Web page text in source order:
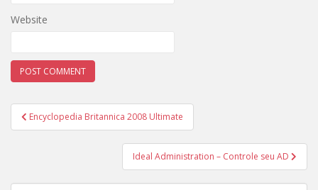
Website
Post
navigation
Encyclopedia Britannica 2008 Ultimate
Ideal Administration – Controle seu AD